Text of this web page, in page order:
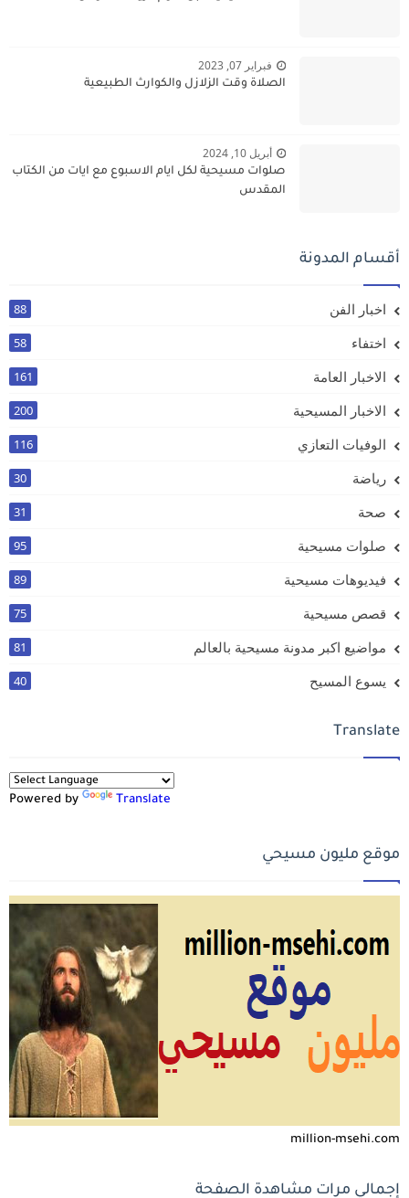
فبراير 07, 2023
الصلاة وقت الزلازل والكوارث الطبيعية
أبريل 10, 2024
صلوات مسيحية لكل ايام الاسبوع مع ايات من الكتاب
المقدس
أقسام المدونة
اخبار الفن 88
اختفاء 58
الاخبار العامة 161
الاخبار المسيحية 200
الوفيات التعازي 116
رياضة 30
صحة 31
صلوات مسيحية 95
فيديوهات مسيحية 89
قصص مسيحية 75
مواضيع اكبر مدونة مسيحية بالعالم 81
يسوع المسيح 40
Translate
Powered by Translate
موقع مليون مسيحي
million-msehi.com
إجمالي مرات مشاهدة الصفحة